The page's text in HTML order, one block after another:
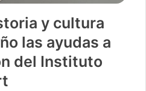
y cultura
las ayudas a
del Instituto